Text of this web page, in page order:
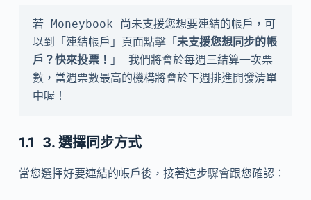
若 Moneybook 尚未支援您想要連結的帳戶，可
以到
「連結帳戶」頁面點擊「 未支援您想同步的帳
戶？快來投票！ 」 我們將會於每週三結算一次票
數，當週票數最高的機構將會於下週排進開發清單
中喔！
3. 選擇同步方式
當您選擇好要連結的帳戶後，接著這步驟會跟您確認：